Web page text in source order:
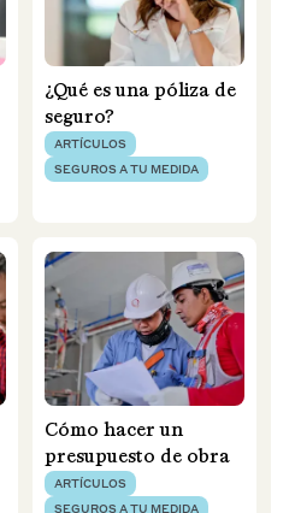
¿Qué es una póliza de
seguro?
ARTÍCULOS
SEGUROS A TU MEDIDA
Cómo hacer un
presupuesto de obra
ARTÍCULOS
SEGUROS A TU MEDIDA